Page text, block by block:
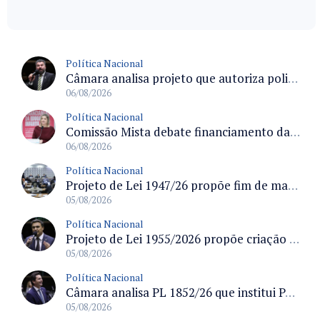
Política Nacional
Câmara analisa projeto que autoriza policiais civis embarcarem armados em aeronaves civis mediante regras
06/08/2026
Política Nacional
Comissão Mista debate financiamento da educação infantil e desafios do Fundeb e do CAQ na oferta de creches
06/08/2026
Política Nacional
Projeto de Lei 1947/26 propõe fim de margens para cartão de crédito e consignado do INSS
05/08/2026
Política Nacional
Projeto de Lei 1955/2026 propõe criação de geração livre de fumo ao restringir venda de vapes a nascidos desde 1º de janeiro de 2009
05/08/2026
Política Nacional
Câmara analisa PL 1852/26 que institui Política Nacional de Gestão de Desempenho e Eficiência para servidores públicos
05/08/2026